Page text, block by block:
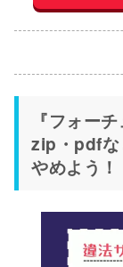
『フォー
zip・pdfな
やめよう！